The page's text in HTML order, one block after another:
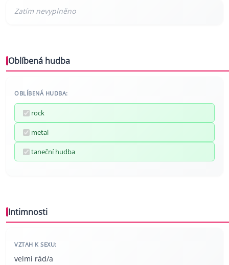
Oblíbená hudba
OBLÍBENÁ HUDBA:
rock
metal
taneční hudba
Intimnosti
VZTAH K SEXU:
velmi rád/a